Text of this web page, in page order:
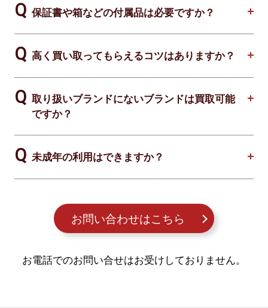
保証書や箱などの付属品は必要ですか？
高く買い取ってもらえるコツはありますか？
取り扱いブランドにないブランドは買取可能
ですか？
未成年の利用はできますか？
お問い合わせはこちら
お電話でのお問い合せはお受けしておりません。